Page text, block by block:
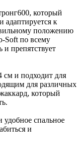
который
к
положению
Soft по всему
препятствует
см и подходит для
для различных
который
спальное
и